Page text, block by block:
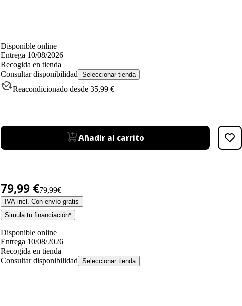
Disponible online
Entrega 10/08/2026
Recogida en tienda
Consultar disponibilidad Seleccionar tienda
Reacondicionado desde 35,99 €
Añadir al carrito
79,99 €79,99€
IVA incl. Con envío gratis
Simula tu financiación*
Disponible online
Entrega 10/08/2026
Recogida en tienda
Consultar disponibilidad Seleccionar tienda